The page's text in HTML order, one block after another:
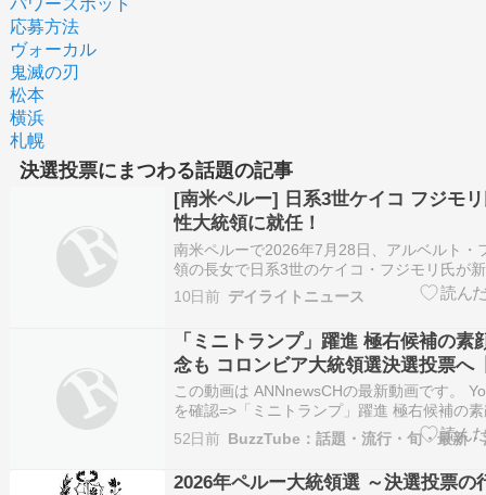
パワースポット
応募方法
ヴォーカル
鬼滅の刃
松本
横浜
札幌
決選投票にまつわる話題の記事
[南米ペルー] 日系3世ケイコ フジモ
性大統領に就任！
南米ペルーで2026年7月28日、アルベルト・
領の長女で日系3世のケイコ・フジモリ氏が
しました。 決選投票では歴史的な接戦を制
女性大統領に就任。政治不信が続く中で、治
建に注目が集まっています。 要点 ケイコ・
ル…
10日前 デイライトニュース
「ミニトランプ」躍進 極右候補の素
念も コロンビア大統領選決選投票へ
クランブル】(2026年6月17日)
この動画は ANNnewsCHの最新動画です。
を確認=>「ミニトランプ」躍進 極右候補の
も コロンビア大統領選決選投票へ【ワイド
ル】(2026年6月17日)
52日前
2026年ペルー大統領選 ～決選投票の